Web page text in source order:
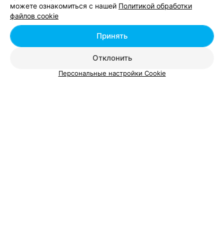
Добавить специалиста
можете ознакомиться с нашей Политикой обработки
файлов cookie
Отклонить
Принять
Персональные настройки Cookie